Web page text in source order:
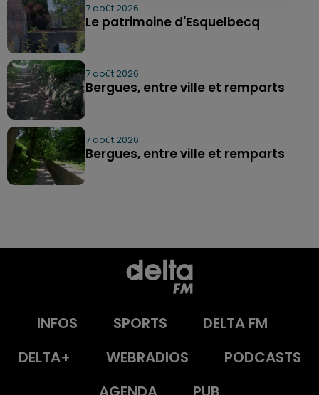
7 août 2026
Le patrimoine d'Esquelbecq
7 août 2026
Bergues, entre ville et remparts
7 août 2026
Bergues, entre ville et remparts
INFOS SPORTS
DELTA FM
DELTA+
WEBRADIOS
PODCASTS